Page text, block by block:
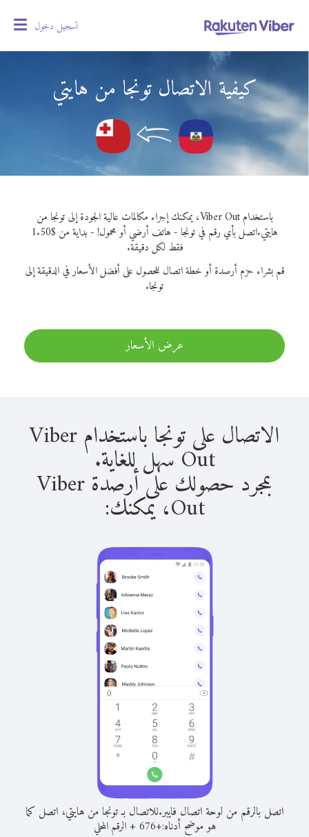
تسجيل دخول
كيفية الاتصال تونجا من هايتي
باستخدام Viber Out، يمكنك إجراء مكالمات عالية الجودة إلى تونجا من
هايتي.
اتصل بأي رقم في تونجا - هاتف أرضي أو محمول! - بداية من $1.50
فقط لكل دقيقة.
قم بشراء حزم أرصدة أو خطة اتصال للحصول على أفضل الأسعار في الدقيقة إلى
تونجا.
عرض الأسعار
الاتصال على تونجا باستخدام Viber
Out سهل للغاية.
بمجرد حصولك على أرصدة Viber
Out، يمكنك:
اتصل بالرقم من لوحة اتصال فايبر.للاتصال بـ تونجا من هايتي، اتصل كما
هو موضح أدناه:+
676
+الرقم المحلي